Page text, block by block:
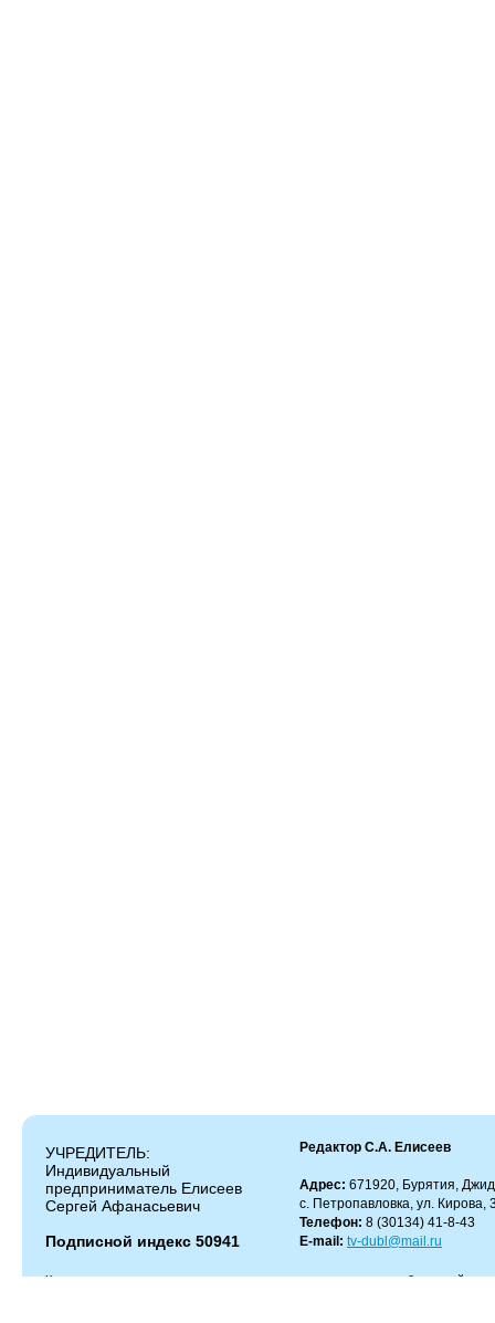
УЧРЕДИТЕЛЬ:
Индивидуальный
предприниматель Елисеев
Сергей Афанасьевич
Подписной индекс 50941
Редактор С.А. Елисеев
Адрес: 671920, Бурятия,
с. Петропавловка, ул. Кирова,
Телефон: 8 (30134) 41-8-43
E-mail: tv-dubl@mail.ru
Копирование и цитирование материалов разрешено только с работающей